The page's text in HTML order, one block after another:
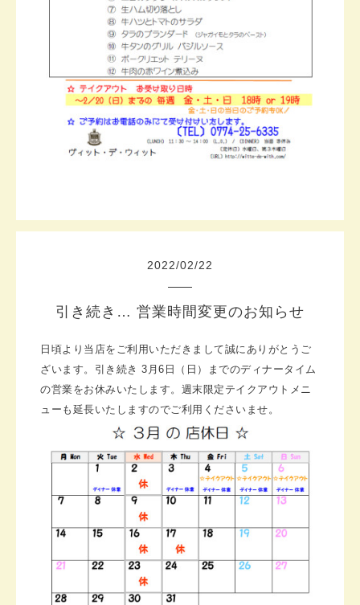
2022/02/22
引き続き… 営業時間変更のお知らせ
日頃より当店をご利用いただきまして誠にありがとうご
ざいます。 引き続き 3月6日（日）までのディナータイム
の営業をお休みいたします。週末限定テイクアウトメニ
ューも延長いたしますのでご利用くださいませ。